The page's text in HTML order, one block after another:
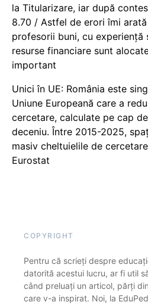
la Titularizare, iar după
8.70 / Astfel de erori îmi
profesorii buni, cu
resurse financiare sunt
important
Unici în UE: România este
Uniune Europeană care a
cercetare, calculate pe cap
deceniu. Între 2015-2025,
masiv cheltuielile de
Eurostat
COPYRIGHT
Pentru că scrieți despre
datorită acestui lucru, ar fi util
când preluați un articol, părți
care v-a inspirat. Noi, la